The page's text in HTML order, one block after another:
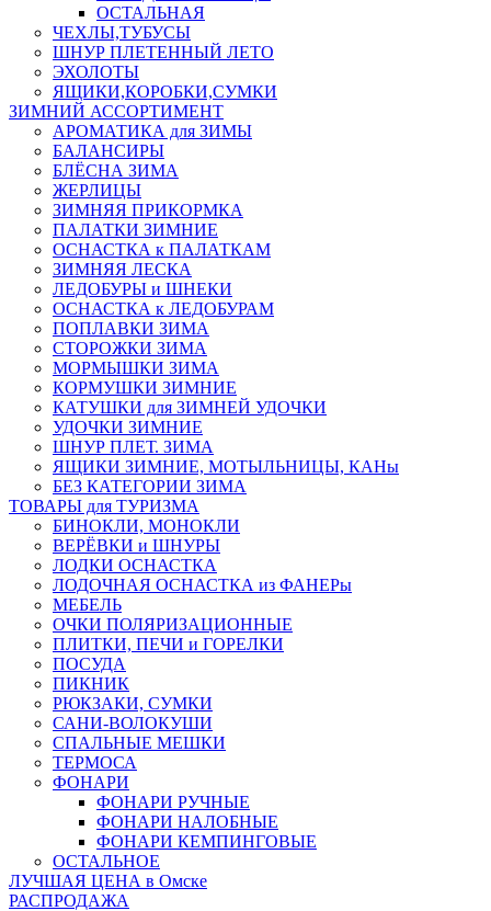
ОСТАЛЬНАЯ
ЧЕХЛЫ,ТУБУСЫ
ШНУР ПЛЕТЕННЫЙ ЛЕТО
ЭХОЛОТЫ
ЯЩИКИ,КОРОБКИ,СУМКИ
ЗИМНИЙ АССОРТИМЕНТ
АРОМАТИКА для ЗИМЫ
БАЛАНСИРЫ
БЛЁСНА ЗИМА
ЖЕРЛИЦЫ
ЗИМНЯЯ ПРИКОРМКА
ПАЛАТКИ ЗИМНИЕ
ОСНАСТКА к ПАЛАТКАМ
ЗИМНЯЯ ЛЕСКА
ЛЕДОБУРЫ и ШНЕКИ
ОСНАСТКА к ЛЕДОБУРАМ
ПОПЛАВКИ ЗИМА
СТОРОЖКИ ЗИМА
МОРМЫШКИ ЗИМА
КОРМУШКИ ЗИМНИЕ
КАТУШКИ для ЗИМНЕЙ УДОЧКИ
УДОЧКИ ЗИМНИЕ
ШНУР ПЛЕТ. ЗИМА
ЯЩИКИ ЗИМНИЕ, МОТЫЛЬНИЦЫ, КАНы
БЕЗ КАТЕГОРИИ ЗИМА
ТОВАРЫ для ТУРИЗМА
БИНОКЛИ, МОНОКЛИ
ВЕРЁВКИ и ШНУРЫ
ЛОДКИ ОСНАСТКА
ЛОДОЧНАЯ ОСНАСТКА из ФАНЕРы
МЕБЕЛЬ
ОЧКИ ПОЛЯРИЗАЦИОННЫЕ
ПЛИТКИ, ПЕЧИ и ГОРЕЛКИ
ПОСУДА
ПИКНИК
РЮКЗАКИ, СУМКИ
САНИ-ВОЛОКУШИ
СПАЛЬНЫЕ МЕШКИ
ТЕРМОСА
ФОНАРИ
ФОНАРИ РУЧНЫЕ
ФОНАРИ НАЛОБНЫЕ
ФОНАРИ КЕМПИНГОВЫЕ
ОСТАЛЬНОЕ
ЛУЧШАЯ ЦЕНА в Омске
РАСПРОДАЖА